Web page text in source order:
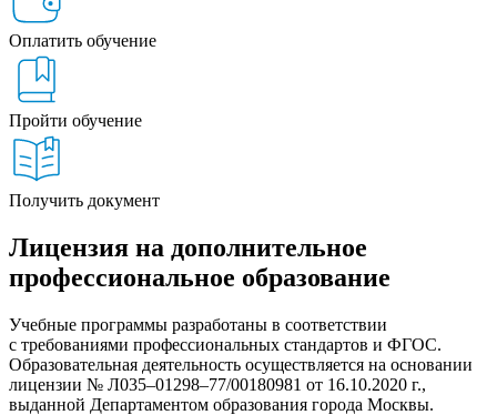
Оплатить обучение
Пройти обучение
Получить документ
Лицензия на дополнительное
профессиональное образование
Учебные программы разработаны в соответствии
с требованиями профессиональных стандартов и ФГОС.
Образовательная деятельность осуществляется на основании
лицензии № Л035–01298–77/00180981 от 16.10.2020 г.,
выданной Департаментом образования города Москвы.